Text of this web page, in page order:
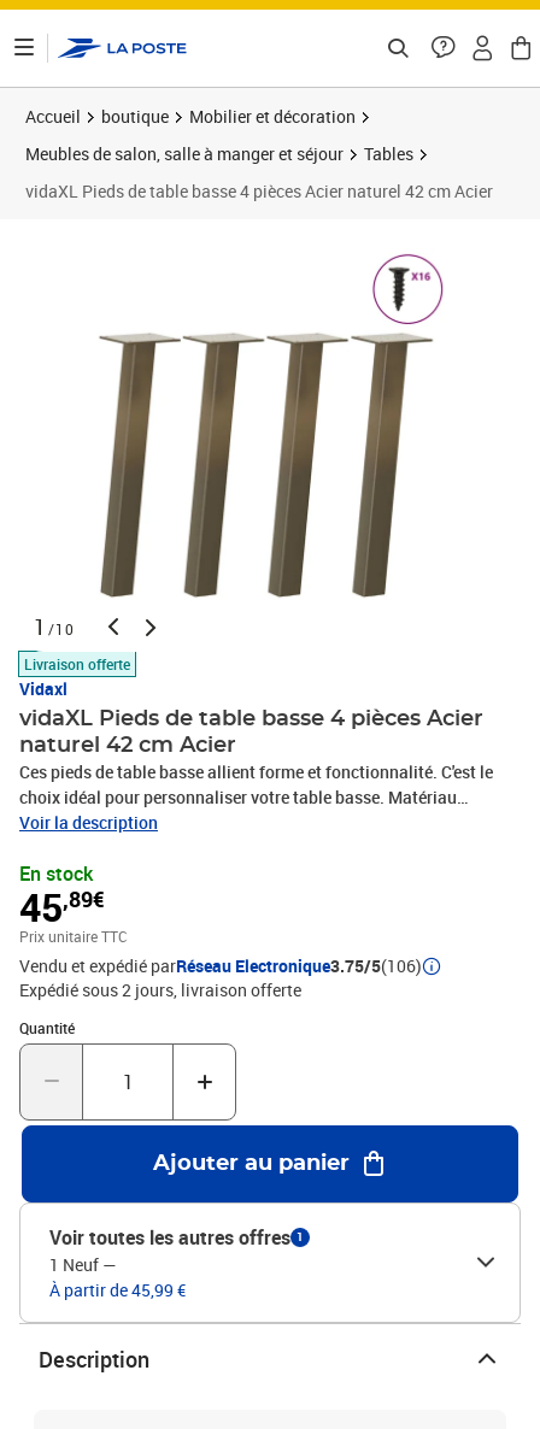
Accueil boutique
Mobilier et décoration
Meubles de salon, salle à manger et séjour
Tables
vidaXL Pieds de table basse 4 pièces Acier naturel 42 cm Acier
1 /10
Livraison offerte
Vidaxl
vidaXL Pieds de table basse 4 pièces Acier
naturel 42 cm Acier
Ces pieds de table basse allient forme et fonctionnalité. C'est le
choix idéal pour personnaliser votre table basse. Matériau
durable : Ce pied de table basse est fabriqué en acier thermolaqué,
lourd.Conception pratique : Ce pied de table basse est équipé de
patins en caoutchouc souple pour minimiser les rayures. De plus,
le support est doté de trous pré-percés et de vis fournies pour fixer
le pied au plateau (non fournies), facilitant ainsi
l'assemblage.Esthétique moderne : Ce pied de table basse offre un
look élégant et contemporain. Ses lignes épurées et son design
géométrique rehaussent l'apparence générale du meuble. Bon à
savoir :La livraison comprend uniquement les pieds de table, le
plateau n'est pas inclus.Couleur : Acier naturelMatériau : Acier
1,2 mm (L x l x É)Dimensions du support : 100 x 100 x 4 mm (L x l x
É)Incliné à 96 degrésAvec coussinet en caoutchouc
soupleUtilisation recommandée : table basse, bancContenu de la
livraison :4 pieds de table basseVis (M5 x 18 mm) pour fixer les
pieds au plateau de table
Voir la description
En stock
45,89€
Prix unitaire TTC
Vendu et expédié parRéseau Electronique3.75/5(106)
Expédié sous 2 jours livraison offerte
Quantité
Quantité : 1
Ajouter au panier
Voir toutes les autres offres 1
1 Neuf —
À partir de 45,99 €
Description